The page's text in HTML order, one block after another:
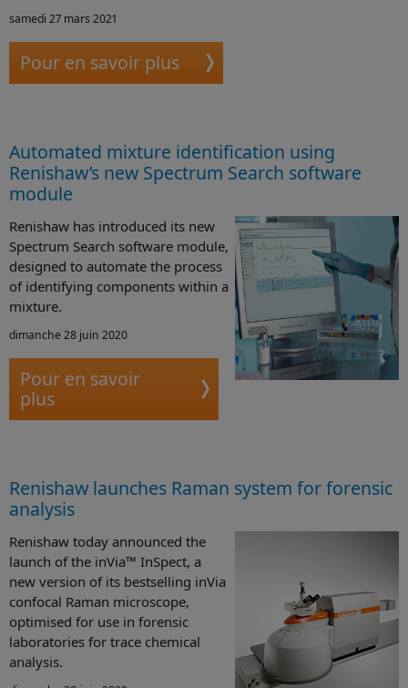
samedi 27 mars 2021
Pour en savoir plus
Automated mixture identification using
Renishaw’s new Spectrum Search software
module
Renishaw has introduced its new
Spectrum Search software module,
designed to automate the process
of identifying components within a
mixture.
dimanche 28 juin 2020
Pour en savoir
plus
Renishaw launches Raman system for forensic
analysis
Renishaw today announced the
launch of the inVia™ InSpect, a
new version of its bestselling inVia
confocal Raman microscope,
optimised for use in forensic
laboratories for trace chemical
analysis.